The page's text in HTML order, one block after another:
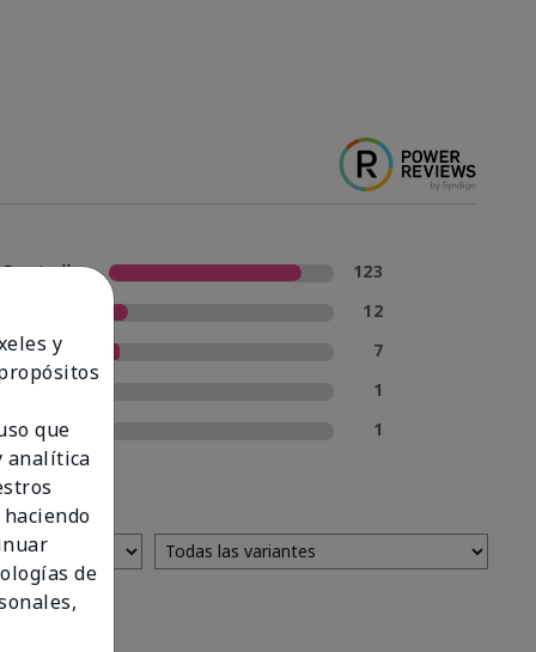
5 estrellas
123
12
3 estrellas
7
2 estrellas
1
1 estrella
1
y
que
analítica
de